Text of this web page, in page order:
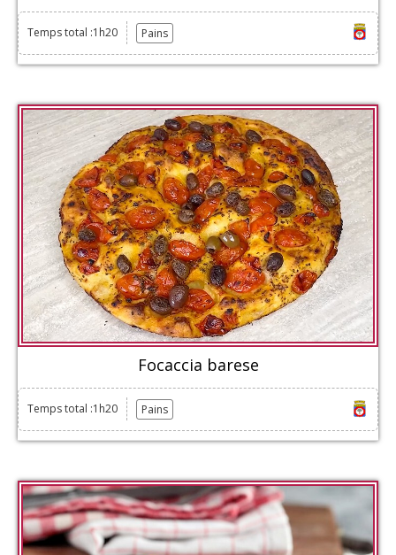
Temps total :1h20 Pains
Focaccia barese
Temps total :1h20 Pains